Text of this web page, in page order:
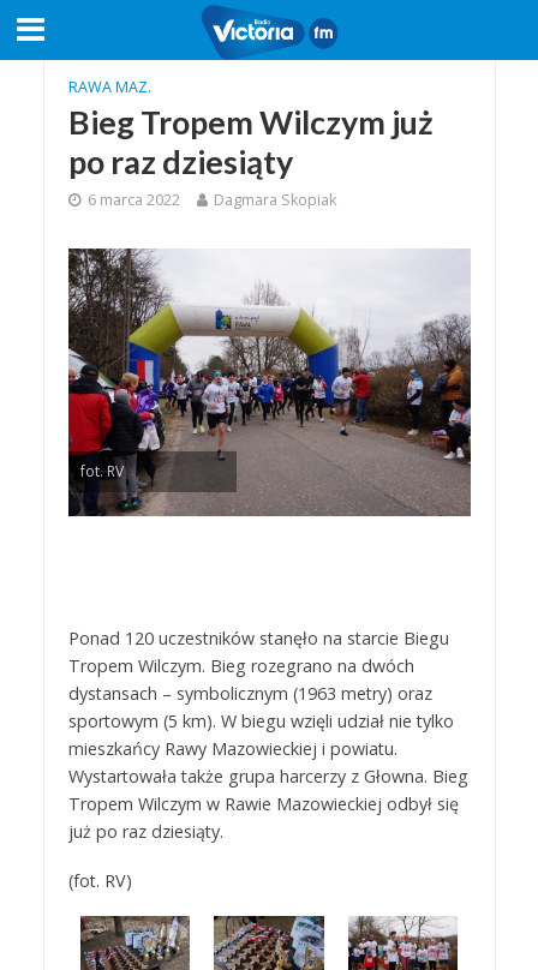
RAWA MAZ.
Bieg Tropem Wilczym już
po raz dziesiąty
6 marca 2022 Dagmara Skopiak
fot. RV
Ponad 120 uczestników stanęło na starcie Biegu
Tropem Wilczym. Bieg rozegrano na dwóch
dystansach – symbolicznym (1963 metry) oraz
sportowym (5 km). W biegu wzięli udział nie tylko
mieszkańcy Rawy Mazowieckiej i powiatu.
Wystartowała także grupa harcerzy z Głowna. Bieg
Tropem Wilczym w Rawie Mazowieckiej odbył się
już po raz dziesiąty.
(fot. RV)